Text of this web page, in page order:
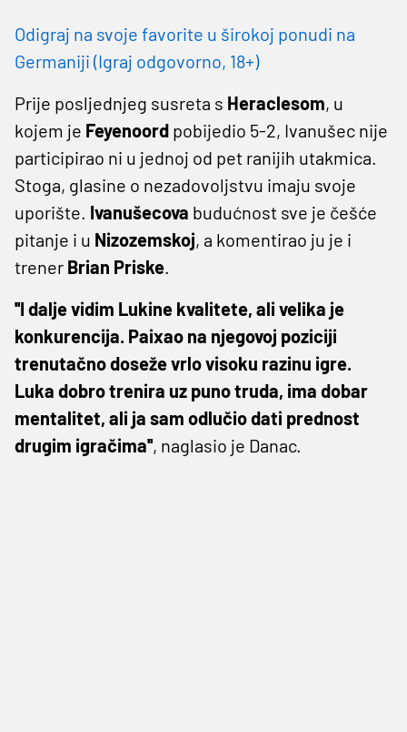
Odigraj na svoje favorite u širokoj ponudi na
Germaniji (Igraj odgovorno, 18+)
Prije posljednjeg susreta s Heraclesom, u
kojem je Feyenoord pobijedio 5-2, Ivanušec nije
participirao ni u jednoj od pet ranijih utakmica.
Stoga, glasine o nezadovoljstvu imaju svoje
uporište. Ivanušecova budućnost sve je češće
pitanje i u Nizozemskoj, a komentirao ju je i
trener Brian Priske.
''I dalje vidim Lukine kvalitete, ali velika je
konkurencija. Paixao na njegovoj poziciji
trenutačno doseže vrlo visoku razinu igre.
Luka dobro trenira uz puno truda, ima dobar
mentalitet, ali ja sam odlučio dati prednost
drugim igračima'', naglasio je Danac.